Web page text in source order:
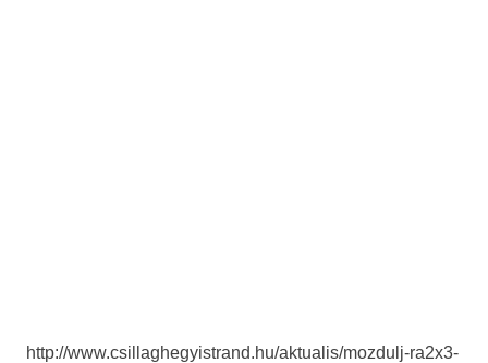
http://www.csillaghegyistrand.hu/aktualis/mozdulj-ra2x3-